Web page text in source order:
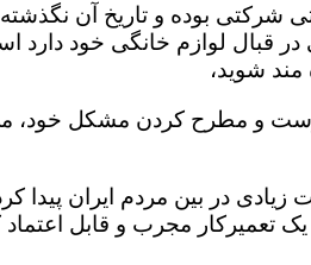
شرکتی بوده و تاریخ آن
لوازم خانگی خود دارد
شوید،
و مطرح کردن مشکل خود، می
در بین مردم ایران پیدا
مجرب و قابل